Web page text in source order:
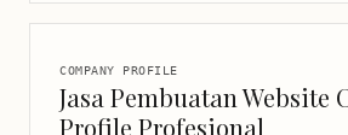
COMPANY PROFILE
Jasa Pembuatan Website
Profile Profesional